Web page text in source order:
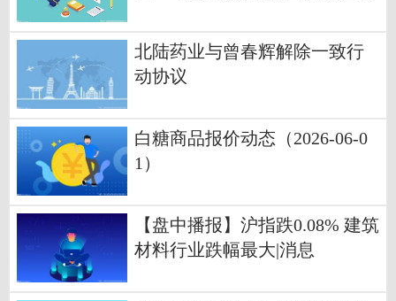
北陆药业与曾春辉解除一致行
动协议
白糖商品报价动态（2026-06-0
1）
【盘中播报】沪指跌0.08% 建筑
材料行业跌幅最大|消息